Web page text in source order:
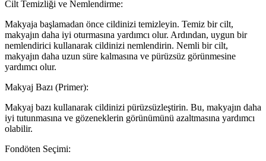
Cilt Temizliği ve Nemlendirme:
Makyaja başlamadan önce cildinizi temizleyin. Temiz bir cilt,
makyajın daha iyi oturmasına yardımcı olur. Ardından, uygun bir
nemlendirici kullanarak cildinizi nemlendirin. Nemli bir cilt,
makyajın daha uzun süre kalmasına ve pürüzsüz görünmesine
yardımcı olur.
Makyaj Bazı (Primer):
Makyaj bazı kullanarak cildinizi pürüzsüzleştirin. Bu, makyajın daha
iyi tutunmasına ve gözeneklerin görünümünü azaltmasına yardımcı
olabilir.
Fondöten Seçimi: